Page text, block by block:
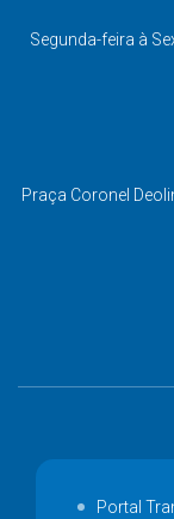
Segunda-feira à
Praça Coronel
Portal